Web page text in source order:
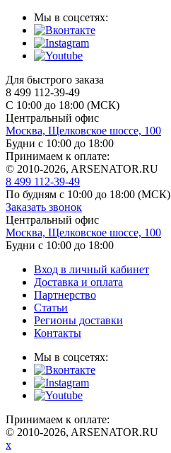
Мы в соцсетях:
Для быстрого заказа
8 499 112-39-49
С 10:00 до 18:00 (МСК)
Центральный офис
Москва, Щелковское шоссе, 100
Будни с 10:00 до 18:00
Принимаем к оплате:
© 2010-2026, ARSENATOR.RU
8 499 112-39-49
По будням с 10:00 до 18:00 (МСК)
Заказать звонок
Центральный офис
Москва, Щелковское шоссе, 100
Будни с 10:00 до 18:00
Вход в личный кабинет
Доставка и оплата
Партнерство
Статьи
Регионы доставки
Контакты
Мы в соцсетях:
Принимаем к оплате:
© 2010-2026, ARSENATOR.RU
x